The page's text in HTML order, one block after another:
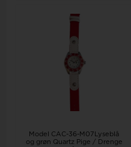
Model CAC-36-M07Lyseblå
og grøn Quartz Pige / Drenge